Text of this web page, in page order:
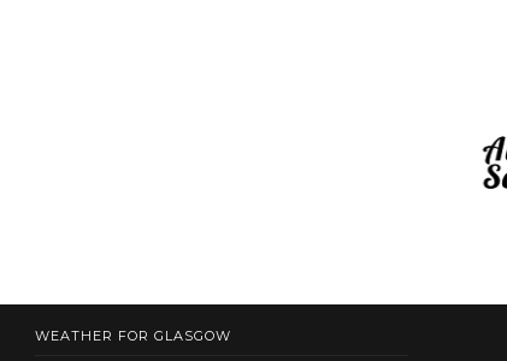
WEATHER FOR GLASGOW